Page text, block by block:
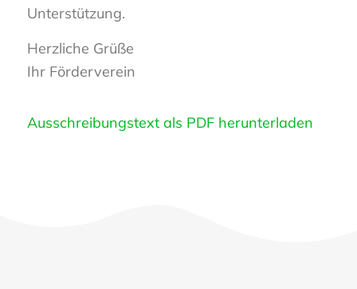
Unterstützung.
Herzliche Grüße
Ihr Förderverein
Ausschreibungstext als PDF herunterladen